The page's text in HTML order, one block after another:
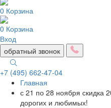
0 Корзина
0 Корзина
Вход
обратный звонок
+7 (495) 662-47-04
Главная
с 21 по 28 ноября скидка
дорогих и любимых!